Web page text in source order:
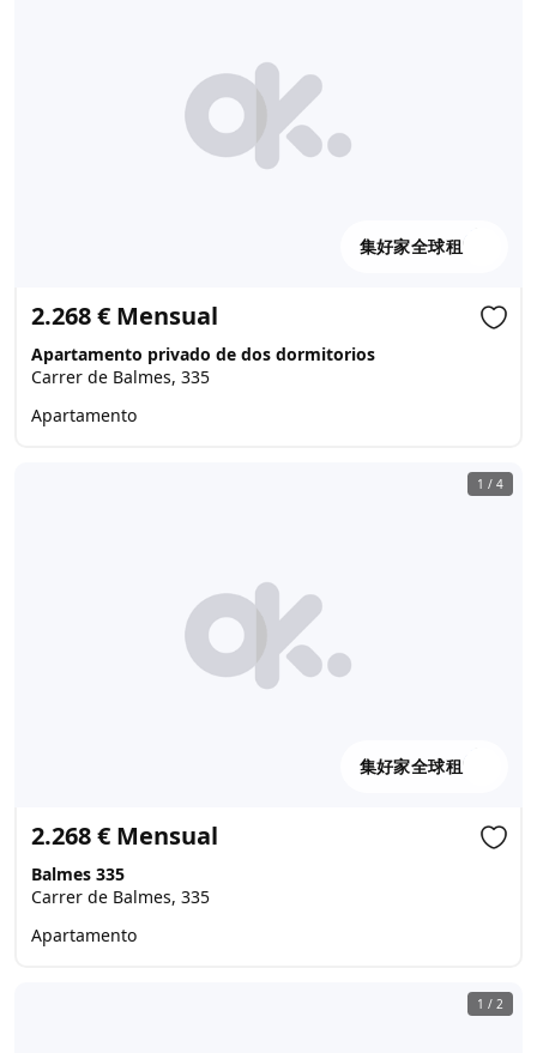
集好家全球租
2.268 € Mensual
Apartamento privado de dos dormitorios
Carrer de Balmes, 335
Apartamento
1 / 4
集好家全球租
2.268 € Mensual
Balmes 335
Carrer de Balmes, 335
Apartamento
1 / 2